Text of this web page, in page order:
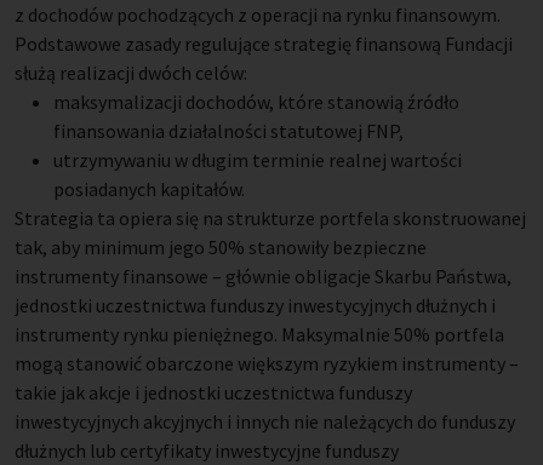
z dochodów pochodzących z operacji na rynku finansowym.
Podstawowe zasady regulujące strategię finansową Fundacji
służą realizacji dwóch celów:
maksymalizacji dochodów, które stanowią źródło
finansowania działalności statutowej FNP,
utrzymywaniu w długim terminie realnej wartości
posiadanych kapitałów.
Strategia ta opiera się na strukturze portfela skonstruowanej
tak, aby minimum jego 50% stanowiły bezpieczne
instrumenty finansowe – głównie obligacje Skarbu Państwa,
jednostki uczestnictwa funduszy inwestycyjnych dłużnych i
instrumenty rynku pieniężnego. Maksymalnie 50% portfela
mogą stanowić obarczone większym ryzykiem instrumenty –
takie jak akcje i jednostki uczestnictwa funduszy
inwestycyjnych akcyjnych i innych nie należących do funduszy
dłużnych lub certyfikaty inwestycyjne funduszy